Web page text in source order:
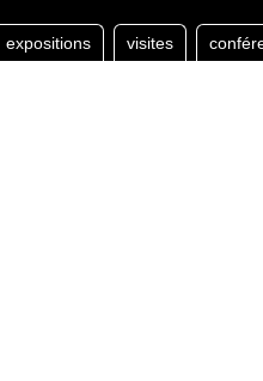
expositions visites